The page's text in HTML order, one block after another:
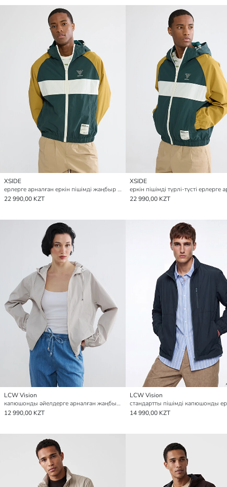
XSIDE
ерлерге арналған еркін пішімді жаңбыр жамылғысы
22 990,00 KZT
XSIDE
22 990,00 KZT
LCW Vision
капюшонды әйелдерге арналған жаңбырдан қорғайтын жамылғы
12 990,00 KZT
LCW Vision
14 990,00 KZT